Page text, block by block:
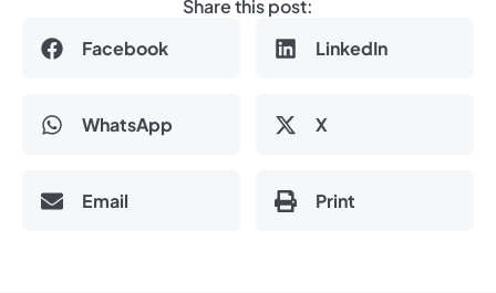
Share this post:
Facebook
LinkedIn
WhatsApp X
Email Print